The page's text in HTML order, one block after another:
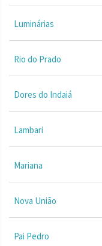
Luminárias
Rio do Prado
Dores do Indaiá
Lambari
Mariana
Nova União
Pai Pedro